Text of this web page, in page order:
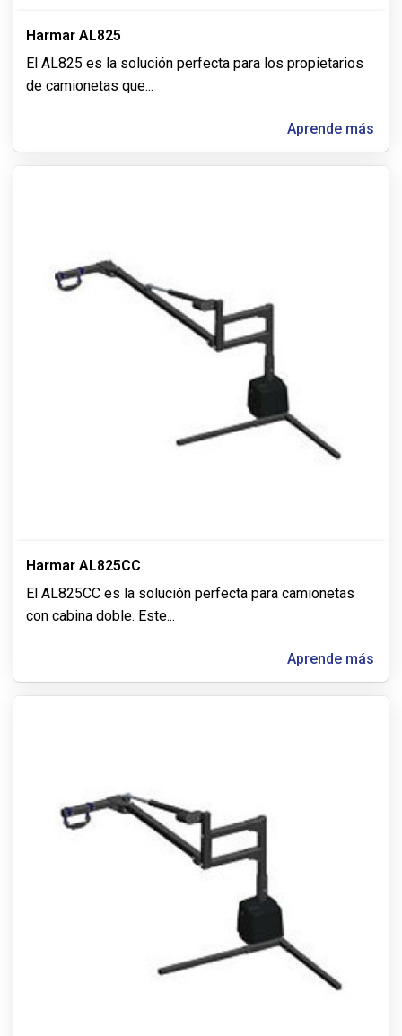
Harmar AL825
El AL825 es la solución perfecta para los propietarios
de camionetas que...
Aprende más
Harmar AL825CC
El AL825CC es la solución perfecta para camionetas
con cabina doble. Este...
Aprende más